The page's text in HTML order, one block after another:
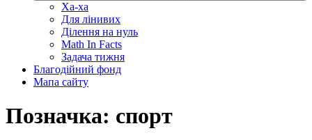
Ха-ха
Для лінивих
Ділення на нуль
Math In Facts
Задача тижня
Благодійний фонд
Мапа сайту
Позначка: спорт